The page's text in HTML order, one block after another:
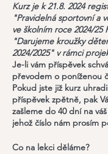
Kurz je k 21.8. 2024
"Pravidelná sportovní a
ve školním roce 2024/25
"Darujeme kroužky
2024/2025" v rámci
Je-li vám příspěvek
převodem o poníženou
Pokud jste již kurz
příspěvek zpětně, pak
zašleme do 40 dní na
jehož číslo nám prosím
Co na lekci děláme?